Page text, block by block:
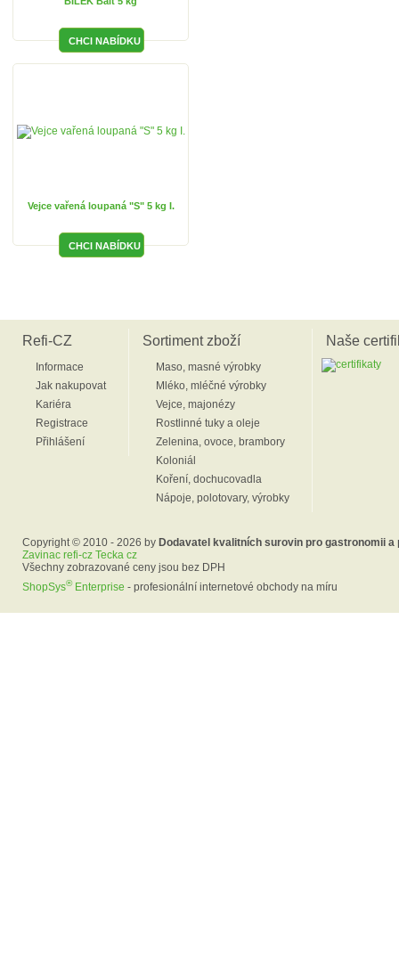
Vejce vařená loupaná "S" 5 kg I.
Refi-CZ
Informace
Jak nakupovat
Kariéra
Registrace
Přihlášení
Sortiment zboží
Maso, masné výrobky
Mléko, mléčné výrobky
Vejce, majonézy
Rostlinné tuky a oleje
Zelenina, ovoce, brambory
Koloniál
Koření, dochucovadla
Nápoje, polotovary, výrobky
Naše
Copyright © 2010 - 2026 by Dodavatel kvalitních surovin pro gastronomii
Zavinac refi-cz Tecka cz
Všechny zobrazované ceny jsou bez DPH
ShopSys®Enterprise - profesionální internetové obchody na míru